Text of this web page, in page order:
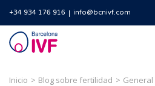
+34 934 176 916 info@bcnivf.com
Barcelona
IVF
Inicio Blog sobre fertilidad
General